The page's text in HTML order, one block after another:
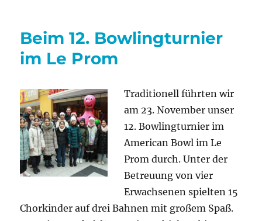
traurig!
Beim 12. Bowlingturnier
im Le Prom
Traditionell führten wir
am 23. November unser
12. Bowlingturnier im
American Bowl im Le
Prom durch. Unter der
Betreuung von vier
Erwachsenen spielten 15
Chorkinder auf drei Bahnen mit großem Spaß.